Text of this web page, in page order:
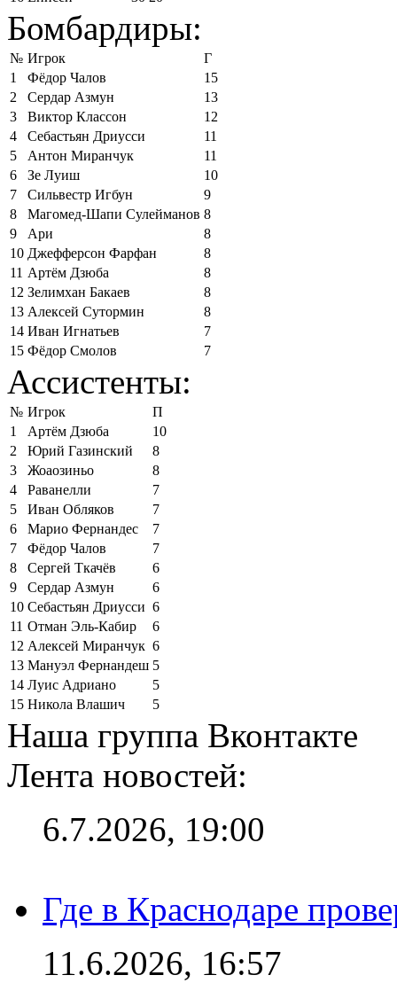
Бомбардиры:
№ Игрок
Г
1
Фёдор Чалов
15
2
Сердар Азмун
13
3
Виктор Классон
12
4
Себастьян Дриусси
11
5
Антон Миранчук
11
6
Зе Луиш
10
7
Сильвестр Игбун
9
8
Магомед-Шапи Сулейманов 8
9
Ари
8
10 Джефферсон Фарфан
8
11 Артём Дзюба
8
12 Зелимхан Бакаев
8
13 Алексей Сутормин
8
14 Иван Игнатьев
7
15 Фёдор Смолов 7
Ассистенты:
№ Игрок
П
1
Артём Дзюба
10
2
Юрий Газинский
8
3
Жоаозиньо
8
4
Раванелли
7
5
Иван Обляков
7
6
Марио Фернандес
7
7
Фёдор Чалов
7
8
Сергей Ткачёв
6
9
Сердар Азмун
6
10 Себастьян Дриусси 6
11 Отман Эль-Кабир
6
12 Алексей Миранчук 6
13 Мануэл Фернандеш 5
14 Луис Адриано
5
15 Никола Влашич 5
Наша группа Вконтакте
Лента новостей:
6.7.2026, 19:00
Где в Краснодаре
11.6.2026, 16:57